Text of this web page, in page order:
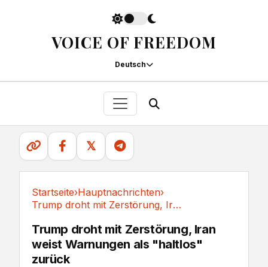
VOICE OF FREEDOM
Deutsch
𝕏
Startseite›Hauptnachrichten›
Trump droht mit Zerstörung, Iran weist...
Trump droht mit Zerstörung, Iran
weist Warnungen als "haltlos"
zurück